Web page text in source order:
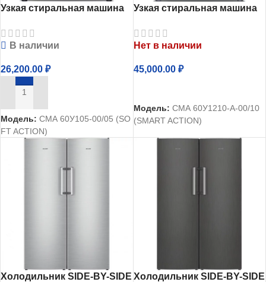
Узкая стиральная машина
В наличии
26,200.00 ₽
В КОРЗИНУ
Модель: СМА 60У105-00/05 (SO
FT ACTION)
Узкая стиральная машина
Нет в наличии
45,000.00 ₽
Модель: СМА 60У1210-А-00/10
(SMART ACTION)
Холодильник SIDE-BY-SIDE Холодильник SIDE-BY-SIDE